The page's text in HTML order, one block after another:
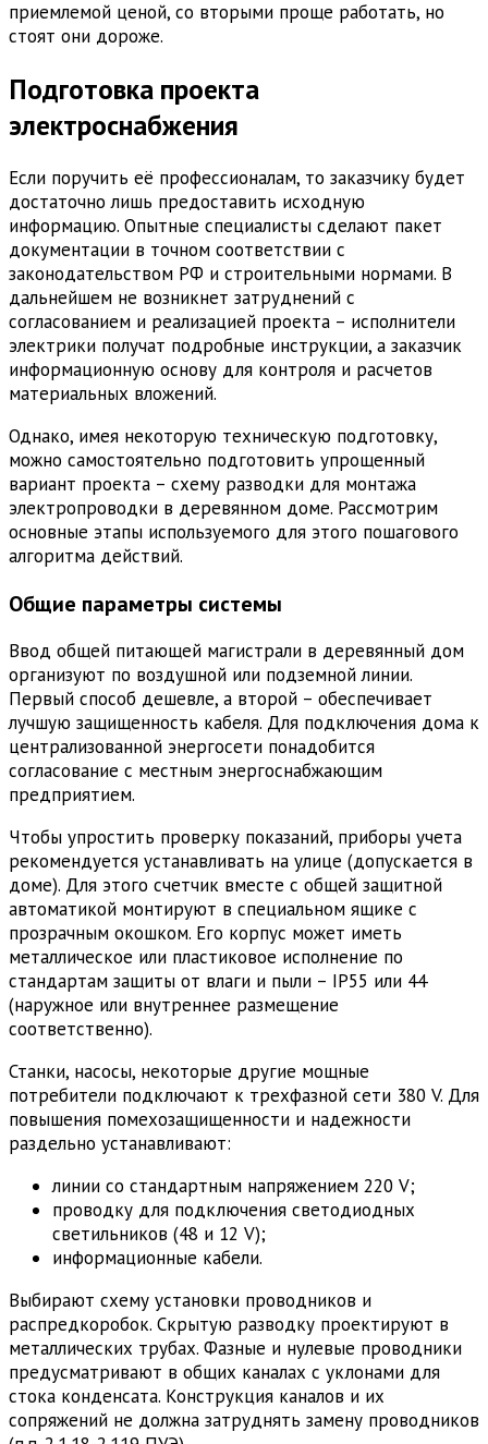
приемлемой ценой, со вторыми проще работать, но
стоят они дороже.
Подготовка проекта
электроснабжения
Если поручить её профессионалам, то заказчику будет
достаточно лишь предоставить исходную
информацию. Опытные специалисты сделают пакет
документации в точном соответствии с
законодательством РФ и строительными нормами. В
дальнейшем не возникнет затруднений с
согласованием и реализацией проекта – исполнители
электрики получат подробные инструкции, а заказчик
информационную основу для контроля и расчетов
материальных вложений.
Однако, имея некоторую техническую подготовку,
можно самостоятельно подготовить упрощенный
вариант проекта – схему разводки для монтажа
электропроводки в деревянном доме. Рассмотрим
основные этапы используемого для этого пошагового
алгоритма действий.
Общие параметры системы
Ввод общей питающей магистрали в деревянный дом
организуют по воздушной или подземной линии.
Первый способ дешевле, а второй – обеспечивает
лучшую защищенность кабеля. Для подключения дома к
централизованной энергосети понадобится
согласование с местным энергоснабжающим
предприятием.
Чтобы упростить проверку показаний, приборы учета
рекомендуется устанавливать на улице (допускается в
доме). Для этого счетчик вместе с общей защитной
автоматикой монтируют в специальном ящике с
прозрачным окошком. Его корпус может иметь
металлическое или пластиковое исполнение по
стандартам защиты от влаги и пыли – IP55 или 44
(наружное или внутреннее размещение
соответственно).
Станки, насосы, некоторые другие мощные
потребители подключают к трехфазной сети 380 V. Для
повышения помехозащищенности и надежности
раздельно устанавливают:
линии со стандартным напряжением 220 V;
проводку для подключения светодиодных
светильников (48 и 12 V);
информационные кабели.
Выбирают схему установки проводников и
распредкоробок. Скрытую разводку проектируют в
металлических трубах. Фазные и нулевые проводники
предусматривают в общих каналах с уклонами для
стока конденсата. Конструкция каналов и их
сопряжений не должна затруднять замену проводников